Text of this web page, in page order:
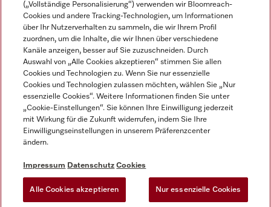
Impressum
AGB
Datenschutz
Nutzungsbedingungen
Gesetzen über digitale Dienste
Cookie-Einstellungen
Miele auf Instagram
Miele auf Youtube
(„Vollständige Personalisierung“) verwenden wir Bloomreach-
Cookies und andere Tracking-Technologien, um Informationen
über Ihr Nutzerverhalten zu sammeln, die wir Ihrem Profil
zuordnen, um die Inhalte, die wir Ihnen über verschiedene
Kanäle anzeigen, besser auf Sie zuzuschneiden. Durch
Auswahl von „Alle Cookies akzeptieren“ stimmen Sie allen
Cookies und Technologien zu. Wenn Sie nur essenzielle
Cookies und Technologien zulassen möchten, wählen Sie „Nur
essenzielle Cookies“. Weitere Informationen finden Sie unter
„Cookie-Einstellungen“. Sie können Ihre Einwilligung jederzeit
mit Wirkung für die Zukunft widerrufen, indem Sie Ihre
Einwilligungseinstellungen in unserem Präferenzcenter
ändern.
Impressum Datenschutz Cookies
Alle Cookies akzeptieren Nur essenzielle Cookies